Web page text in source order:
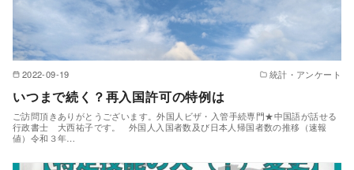
2022-09-19 統計・アンケート
いつまで続く？再入国許可の特例は
ご訪問頂きありがとうございます。外国人ビザ・入管手続専門★中国語が話せる
行政書士 大西祐子です。 外国人入国者数及び日本人帰国者数の推移（速報
値）令和３年…